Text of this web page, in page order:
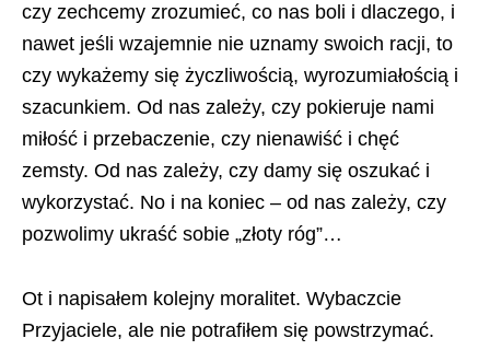
czy zechcemy zrozumieć, co nas boli i dlaczego, i
nawet jeśli wzajemnie nie uznamy swoich racji, to
czy wykażemy się życzliwością, wyrozumiałością i
szacunkiem. Od nas zależy, czy pokieruje nami
miłość i przebaczenie, czy nienawiść i chęć
zemsty. Od nas zależy, czy damy się oszukać i
wykorzystać. No i na koniec – od nas zależy, czy
pozwolimy ukraść sobie „złoty róg”…
Ot i napisałem kolejny moralitet. Wybaczcie
Przyjaciele, ale nie potrafiłem się powstrzymać.